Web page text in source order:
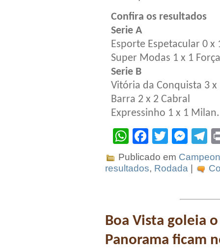
Confira os resultados
Serie A
Esporte Espetacular 0 x
Super Modas 1 x 1
Serie B
Vitória da Conquista 3 x
Barra 2 x 2 Cabral
Expressinho 1 x 1 Milan.
WhatsApp
Facebook
Twitter
Publicado em
resultados, Rodada
Boa Vista goleia
Panorama ficam